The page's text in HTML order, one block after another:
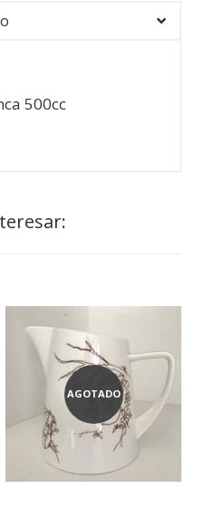
500cc
AGOTADO